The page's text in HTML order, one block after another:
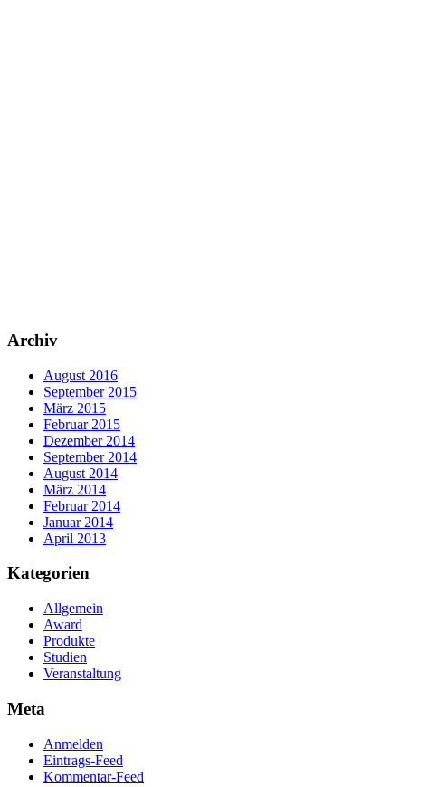
Archiv
August 2016
September 2015
März 2015
Februar 2015
Dezember 2014
September 2014
August 2014
März 2014
Februar 2014
Januar 2014
April 2013
Kategorien
Allgemein
Award
Produkte
Studien
Veranstaltung
Meta
Anmelden
Eintrags-Feed
Kommentar-Feed